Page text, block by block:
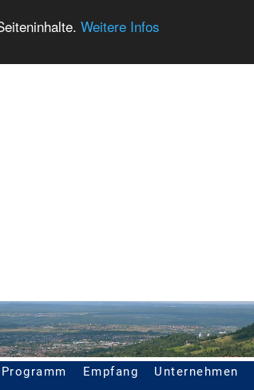
Weitere Infos
Programm Empfang Unternehmen